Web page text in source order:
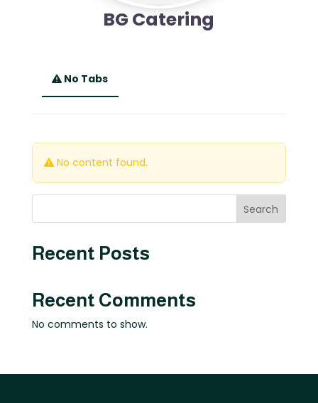
BG Catering
No Tabs
No content found.
Search
Recent Posts
Recent Comments
No comments to show.